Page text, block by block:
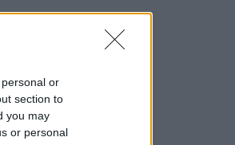
or
section to
you may
or personal